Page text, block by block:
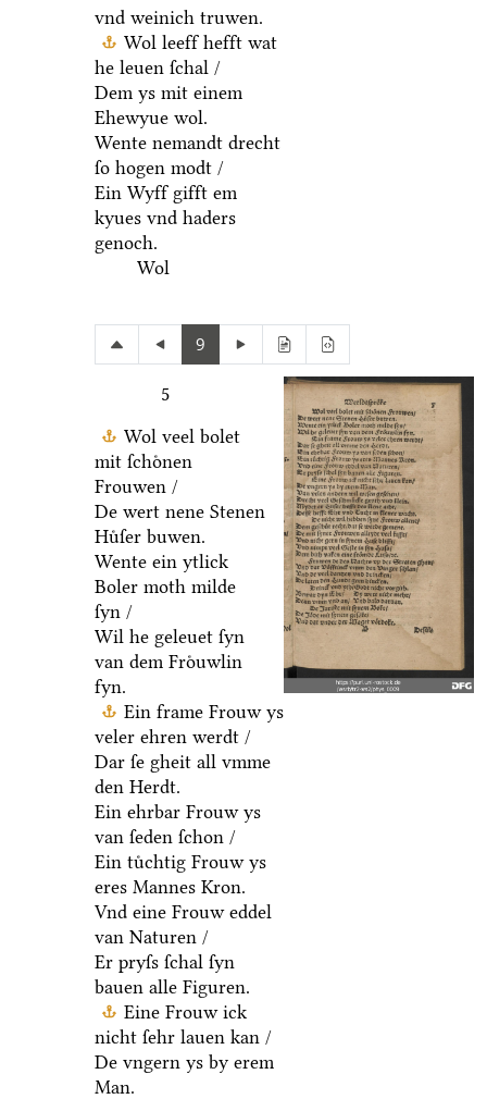
vnd weinich truwen.
Wol leeff hefft wat
he leuen ſchal /
Dem ys mit einem
Ehewyue wol.
Wente nemandt drecht
ſo hogen modt /
Ein Wyff gifft em
kyues vnd haders
genoch.
Wol
9
5
Wol veel bolet
mit ſchoͤnen
Frouwen /
De wert nene Stenen
Huͤſer buwen.
Wente ein ytlick
Boler moth milde
ſyn /
Wil he geleuet ſyn
van dem Froͤuwlin
fyn.
Ein frame Frouw ys
veler ehren werdt /
Dar ſe gheit all vmme
den Herdt.
Ein ehrbar Frouw ys
van ſeden ſchon /
Ein tuͤchtig Frouw ys
eres Mannes Kron.
Vnd eine Frouw eddel
van Naturen /
Er pryſs ſchal ſyn
bauen alle Figuren.
Eine Frouw ick
nicht ſehr lauen kan /
De vngern ys by erem
Man.